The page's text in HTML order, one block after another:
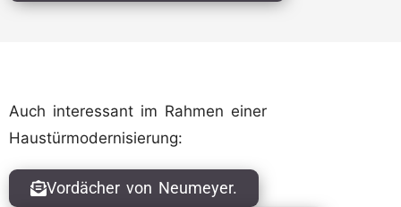
Auch interessant im Rahmen einer
Haustürmodernisierung:
Vordächer von Neumeyer.